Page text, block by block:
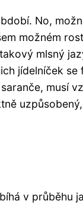
No,
možném
mlsný
jídelníček
musí
v průběhu